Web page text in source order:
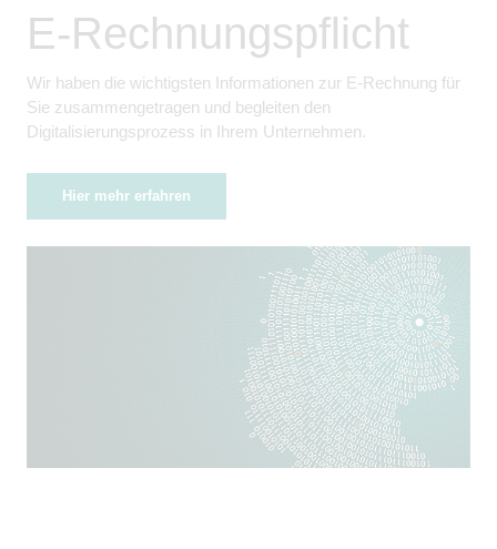
E-Rechnungspflicht
Wir haben die wichtigsten Informationen zur E-Rechnung für
Sie zusammengetragen und begleiten den
Digitalisierungsprozess in Ihrem Unternehmen.
Hier mehr erfahren